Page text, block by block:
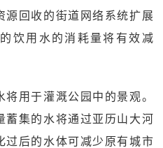
源回收的街道网络系统扩展
饮用水的消耗量将有效减
用于灌溉公园中的景观。
蓄集的水将通过亚历山大河
过后的水体可减少原有城市